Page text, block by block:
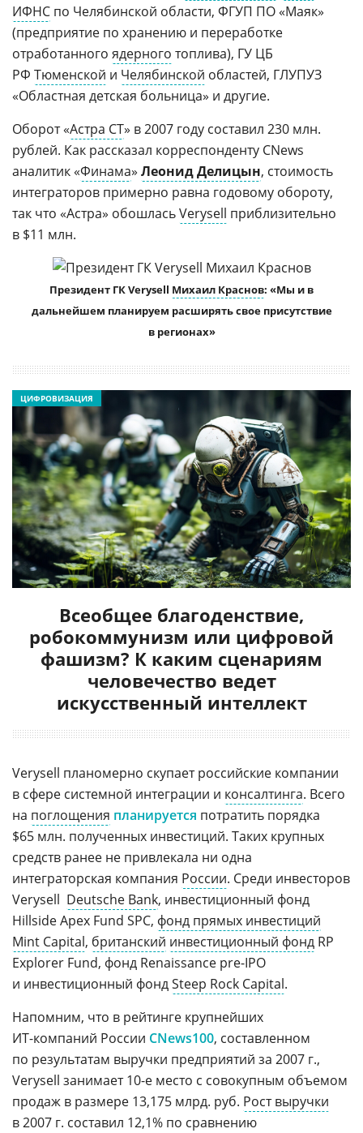
ИФНС по Челябинской области, ФГУП ПО «Маяк»
(предприятие по хранению и переработке
отработанного ядерного топлива), ГУ ЦБ
РФ Тюменской и Челябинской областей, ГЛУПУЗ
«Областная детская больница» и другие.
Оборот «Астра СТ» в 2007 году составил 230 млн.
рублей. Как рассказал корреспонденту CNews
аналитик «Финама» Леонид Делицын, стоимость
интеграторов примерно равна годовому обороту,
так что «Астра» обошласьVerysell приблизительно
в $11 млн.
Президент ГК Verysell Михаил Краснов: «Мы и в
дальнейшем планируем расширять свое присутствие
в регионах»
Всеобщее благоденствие,
робокоммунизм или цифровой
фашизм? К каким сценариям
человечество ведет
искусственный интеллект
ЦИФРОВИЗАЦИЯ
Verysell планомерно скупает российские компании
в сфере системной интеграции и консалтинга. Всего
на поглощения планируется потратить порядка
$65 млн. полученных инвестиций. Таких крупных
средств ранее не привлекала ни одна
интеграторская компания России. Среди инвесторов
Verysell  Deutsche Bank, инвестиционный фонд
Hillside Apex Fund SPC, фонд прямых инвестиций
Mint Capital, британский инвестиционный фонд RP
Explorer Fund, фонд Renaissance pre-IPO
и инвестиционный фондSteep Rock Capital.
Напомним, что в рейтинге крупнейших
ИТ-компаний России CNews100, составленном
по результатам выручки предприятий за 2007 г.,
Verysell занимает 10-е место с совокупным объемом
продаж в размере 13,175 млрд. руб. Рост выручки
в 2007 г. составил 12,1% по сравнению